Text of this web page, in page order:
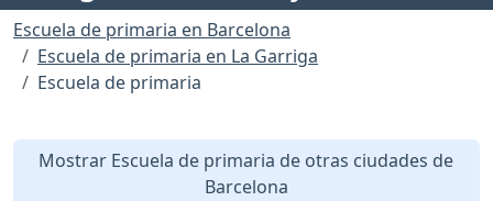
Escuela de primaria en Barcelona
Escuela de primaria en La Garriga
Escuela de primaria
Mostrar Escuela de primaria de otras ciudades de
Barcelona